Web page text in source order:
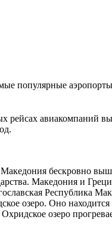
популярные
авиакомпаний
бескровно
Македония и
Республика
озеро. Оно
озеро